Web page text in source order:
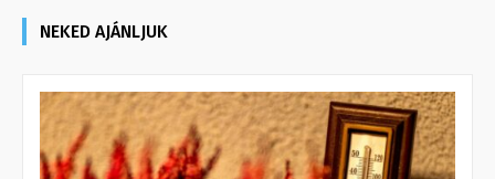
NEKED AJÁNLJUK